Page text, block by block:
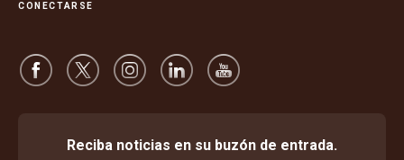
CONECTARSE
Reciba noticias en su buzón de entrada.